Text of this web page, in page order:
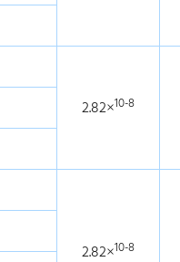
2.82×10-8
2.82×10-8